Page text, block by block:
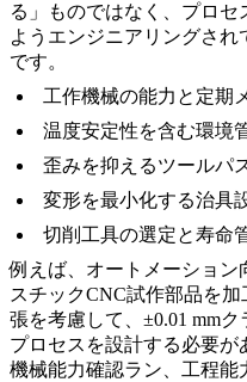
る」ものではなく、プロ
ようエンジニアリングされ
です。
工作機械の能力と定期
温度安定性を含む環境
歪みを抑えるツールパ
変形を最小化する治具
切削工具の選定と寿命
例えば、 オートメーション
スチックCNC試作部品を加
張を考慮して、±0.01 mm
プロセスを設計する必要が
機械能力確認ラン、工程能